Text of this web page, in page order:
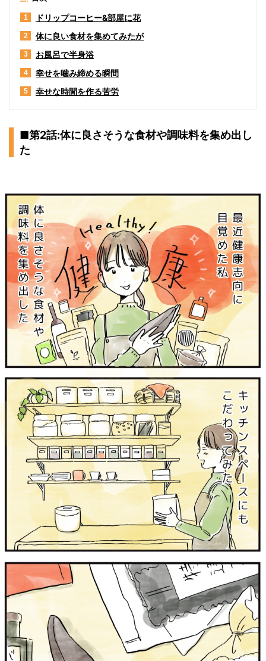
1 ドリップコーヒー&部屋に花
2 体に良い食材を集めてみたが
3 お風呂で半身浴
4 幸せを噛み締める瞬間
5 幸せな時間を作る苦労
■第2話:体に良さそうな食材や調味料を集め出し
た